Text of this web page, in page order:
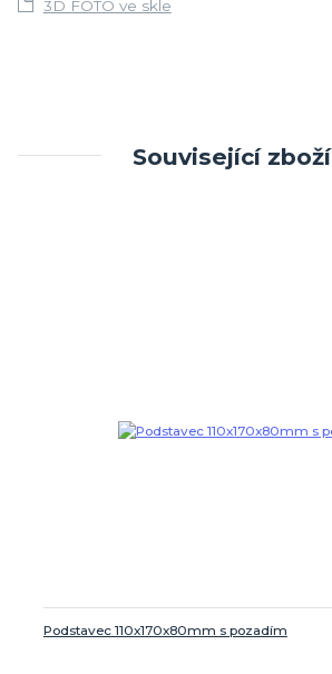
3D FOTO ve skle
Související zboží
Podstavec 110x170x80mm s pozadím